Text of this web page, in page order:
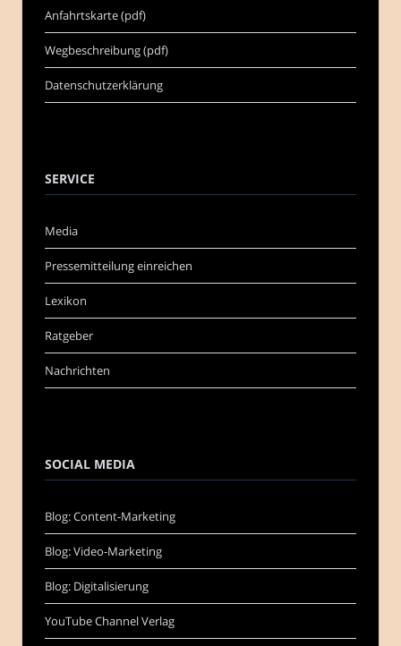
Anfahrtskarte (pdf)
Wegbeschreibung (pdf)
Datenschutzerklärung
SERVICE
Media
Pressemitteilung einreichen
Lexikon
Ratgeber
Nachrichten
SOCIAL MEDIA
Blog: Content-Marketing
Blog: Video-Marketing
Blog: Digitalisierung
YouTube Channel Verlag